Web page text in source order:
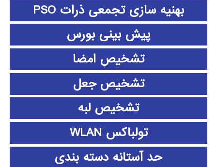
بهنیه سازی تجمعی ذرات PSO
پیش بینی بورس
تشخیص امضا
تشخیص جعل
تشخیص لبه
تولباکس WLAN
حد آستانه دسته بندی